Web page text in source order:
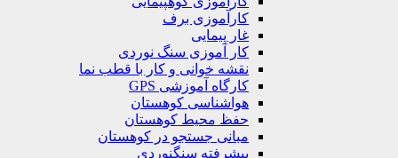
کارآموزی برف
غار پیمایی
کار آموزی سنگ نوردی
نقشه خوانی و کار با قطب نما
کارگاه آموزشی GPS
هواشناسی کوهستان
حفظ محیط کوهستان
مبانی جستجو در کوهستان
پیشرفته سنگنوردی